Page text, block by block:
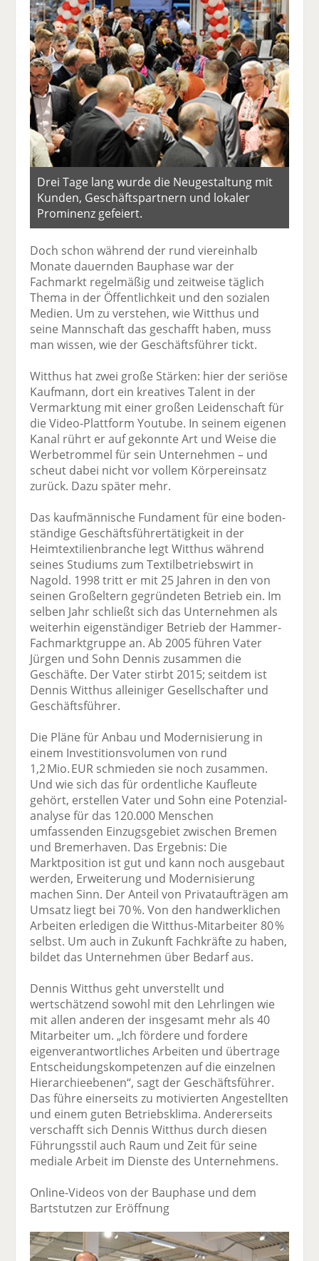
Drei Tage lang wurde die Neugestaltung mit
Kunden, Geschäftspartnern und lokaler
Prominenz gefeiert.
Doch schon während der rund viereinhalb
Monate dauernden Bauphase war der
Fachmarkt regelmäßig und zeitweise täglich
Thema in der Öffentlichkeit und den sozialen
Medien. Um zu verstehen, wie Witthus und
seine Mannschaft das geschafft haben, muss
man wissen, wie der Geschäftsführer tickt.
Witthus hat zwei große Stärken: hier der seriöse
Kaufmann, dort ein kreatives Talent in der
Vermarktung mit einer großen Leidenschaft für
die Video-Plattform Youtube. In seinem eigenen
Kanal rührt er auf gekonnte Art und Weise die
Werbetrommel für sein Unternehmen – und
scheut dabei nicht vor vollem Körper­einsatz
zurück. Dazu später mehr.
Das kaufmännische Fundament für eine boden­
ständige Geschäftsführertätigkeit in der
Heimtextilienbranche legt Witthus während
seines Studiums zum Textilbetriebswirt in
Nagold. 1998 tritt er mit 25 Jahren in den von
seinen Großeltern gegründeten Betrieb ein. Im
selben Jahr schließt sich das Unternehmen als
weiterhin eigenständiger Betrieb der Hammer-
Fachmarktgruppe an. Ab 2005 führen Vater
Jürgen und Sohn Dennis zusammen die
Geschäfte. Der Vater stirbt 2015; seitdem ist
Dennis Witthus alleiniger Gesellschafter und
Geschäftsführer.
Die Pläne für Anbau und Modernisierung in
einem Investitionsvolumen von rund
1,2 Mio. EUR schmieden sie noch zusammen.
Und wie sich das für ordentliche Kaufleute
gehört, erstellen Vater und Sohn eine Potenzial­
analyse für das 120.000 Menschen
umfassenden Einzugsgebiet zwischen Bremen
und Bremerhaven. Das Ergebnis: Die
Marktposition ist gut und kann noch ausgebaut
werden, Erweiterung und Modernisierung
machen Sinn. Der Anteil von Privataufträgen am
Umsatz liegt bei 70 %. Von den handwerklichen
Arbeiten erledigen die Witthus-Mitarbeiter 80 %
selbst. Um auch in Zukunft Fachkräfte zu haben,
bildet das Unternehmen über Bedarf aus.
Dennis Witthus geht unverstellt und
wertschätzend sowohl mit den Lehrlingen wie
mit allen anderen der insgesamt mehr als 40
Mitarbeiter um. „Ich fördere und fordere
eigenverantwortliches Arbeiten und übertrage
Entscheidungskompetenzen auf die einzelnen
Hierarchieebenen“, sagt der Geschäftsführer.
Das führe einerseits zu motivierten Angestellten
und einem guten Betriebsklima. Andererseits
verschafft sich Dennis Witthus durch diesen
Führungsstil auch Raum und Zeit für seine
mediale Arbeit im Dienste des Unternehmens.
Online-Videos von der Bauphase und dem
Bartstutzen zur Eröffnung